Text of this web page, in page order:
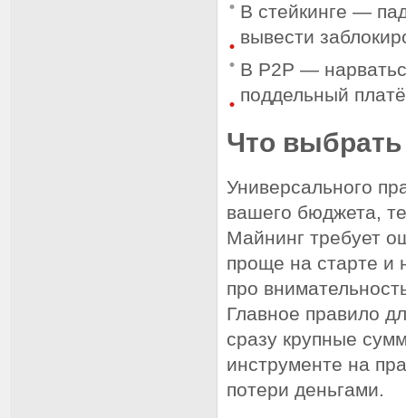
В стейкинге —
вывести
В P2P —
поддельный
Что выбрать
Универсального
вашего бюджета,
Майнинг требует
проще на старте и
про
Главное правило
сразу крупные
инструменте на
потери деньгами.